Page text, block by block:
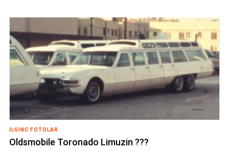
İLGINC FOTOLAR
Oldsmobile Toronado Limuzin ???